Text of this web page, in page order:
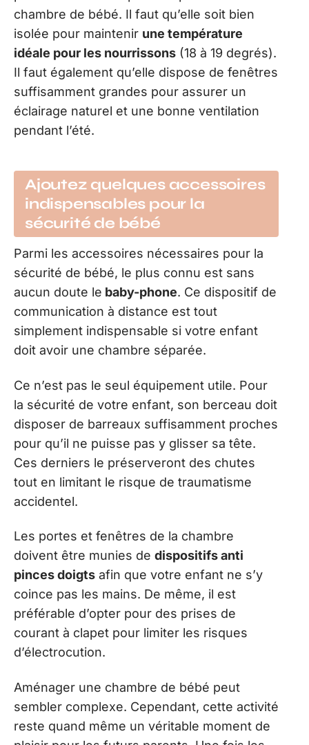
chambre de bébé. Il faut qu’elle soit bien
isolée pour maintenir une température
idéale pour les nourrissons (18 à 19 degrés).
Il faut également qu’elle dispose de fenêtres
suffisamment grandes pour assurer un
éclairage naturel et une bonne ventilation
pendant l’été.
Ajoutez quelques accessoires
indispensables pour la
sécurité de bébé
Parmi les accessoires nécessaires pour la
sécurité de bébé, le plus connu est sans
aucun doute le baby-phone. Ce dispositif de
communication à distance est tout
simplement indispensable si votre enfant
doit avoir une chambre séparée.
Ce n’est pas le seul équipement utile. Pour
la sécurité de votre enfant, son berceau doit
disposer de barreaux suffisamment proches
pour qu’il ne puisse pas y glisser sa tête.
Ces derniers le préserveront des chutes
tout en limitant le risque de traumatisme
accidentel.
Les portes et fenêtres de la chambre
doivent être munies de dispositifs anti
pinces doigts afin que votre enfant ne s’y
coince pas les mains. De même, il est
préférable d’opter pour des prises de
courant à clapet pour limiter les risques
d’électrocution.
Aménager une chambre de bébé peut
sembler complexe. Cependant, cette activité
reste quand même un véritable moment de